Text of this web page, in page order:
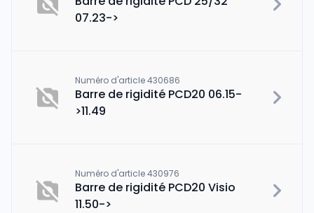
07.23->
Numéro d'article 430686
Barre de rigidité PCD20 06.15-
>11.49
Numéro d'article 430976
Barre de rigidité PCD20 Visio
11.50->